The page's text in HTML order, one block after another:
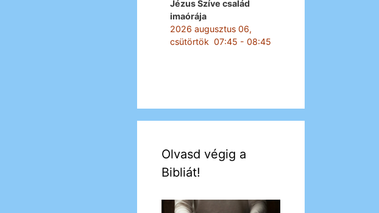
Jézus Szíve család
imaórája
2026 augusztus 06,
csütörtök 07:45 - 08:45
Olvasd végig a
Bibliát!